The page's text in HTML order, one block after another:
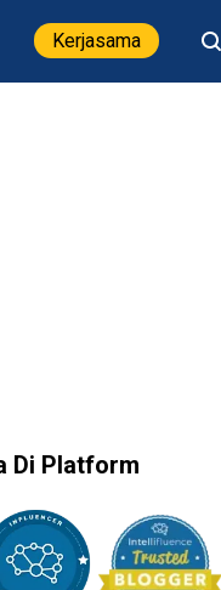
Kerjasama
Di Platform